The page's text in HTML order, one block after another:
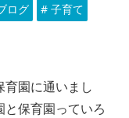
ログ # 子育て
園に通いまし
保育園っていろ